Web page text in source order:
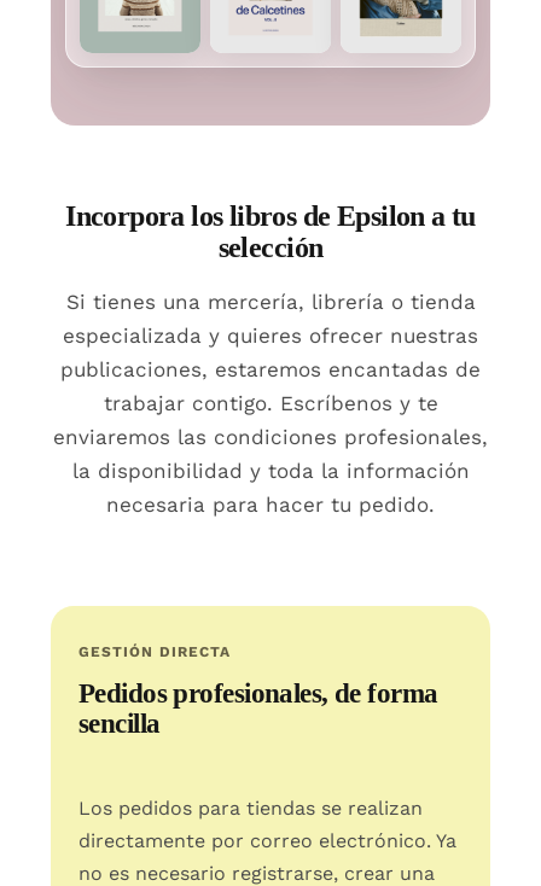
Incorpora los libros de Epsilon a tu
selección
Si tienes una mercería, librería o tienda
especializada y quieres ofrecer nuestras
publicaciones, estaremos encantadas de
trabajar contigo. Escríbenos y te
enviaremos las condiciones profesionales,
la disponibilidad y toda la información
necesaria para hacer tu pedido.
GESTIÓN DIRECTA
Pedidos profesionales, de forma
sencilla
Los pedidos para tiendas se realizan
directamente por correo electrónico. Ya
no es necesario registrarse, crear una